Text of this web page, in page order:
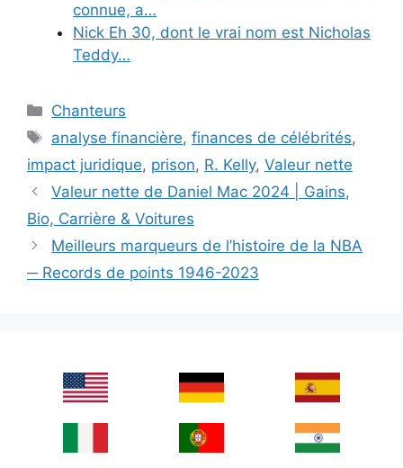
connue, a…
Nick Eh 30, dont le vrai nom est Nicholas
Teddy…
Categories
Chanteurs
Tags
analyse financière,finances de célébrités,
impact juridique, prison, R. Kelly, Valeur nette
Valeur nette de Daniel Mac 2024 | Gains,
Bio, Carrière & Voitures
Meilleurs marqueurs de l’histoire de la NBA
─ Records de points 1946-2023